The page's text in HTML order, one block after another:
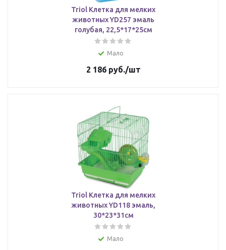
Triol Клетка для мелких
животных YD257 эмаль
голубая, 22,5*17*25см
Мало
2 186руб./шт
Triol Клетка для мелких
животных YD118 эмаль,
30*23*31см
Мало